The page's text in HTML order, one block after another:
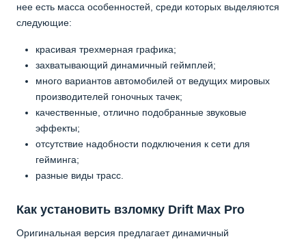
нее есть масса особенностей, среди которых выделяются
следующие:
красивая трехмерная графика;
захватывающий динамичный геймплей;
много вариантов автомобилей от ведущих мировых
производителей гоночных тачек;
качественные, отлично подобранные звуковые
эффекты;
отсутствие надобности подключения к сети для
гейминга;
разные виды трасс.
Как установить взломку Drift Max Pro
Оригинальная версия предлагает динамичный